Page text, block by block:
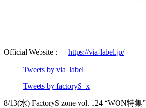
Official Website： https://via-label.jp/
Tweets by via_label
Tweets by factoryS_x
8/13(水) FactoryS zone vol. 124 “WON特集”